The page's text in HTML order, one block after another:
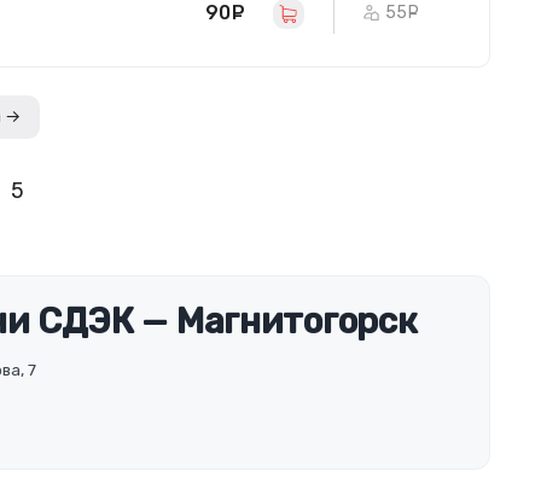
90 руб. 55
→
5
СДЭК — Магнитогорск
7